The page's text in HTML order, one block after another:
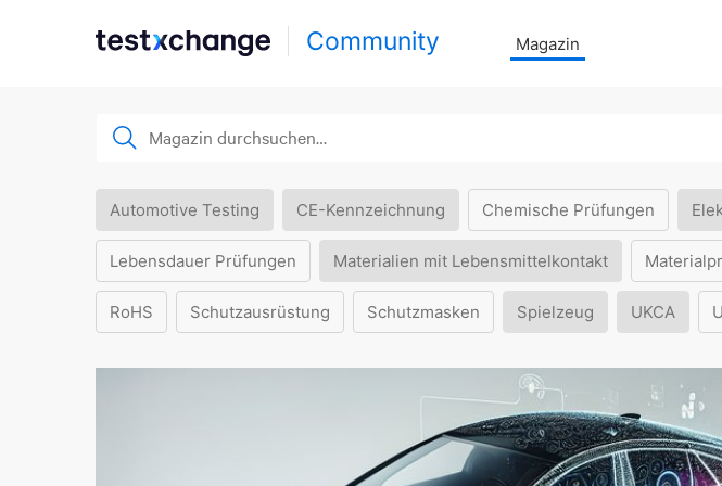
Community Magazin
Automotive Testing CE-Kennzeichnung Chemische Prüfungen
Lebensdauer Prüfungen Materialien mit Lebensmittelkontakt
RoHS Schutzausrüstung Schutzmasken Spielzeug UKCA